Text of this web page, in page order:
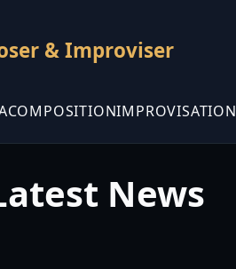
& Improviser
COMPOSITIONIMPROVISATION
News